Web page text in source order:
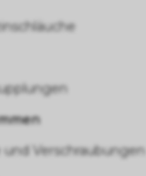
Verschraubungen